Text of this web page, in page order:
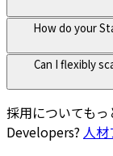
How do your
Can I flexibly
採用についても
Developers? 人